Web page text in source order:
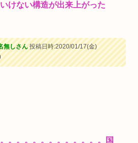
けない構造が出来上がった
無しさん投稿日時:2020/01/17(金)
。。。。。。。。。。。。国